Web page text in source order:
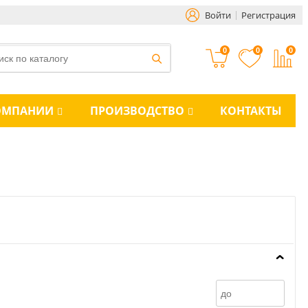
Войти Регистрация
0 0 0
ПРОИЗВОДСТВО КОНТАКТЫ